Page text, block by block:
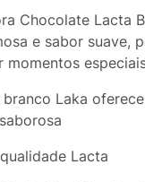
Chocolate Lacta
e sabor suave,
momentos
Laka
Lacta